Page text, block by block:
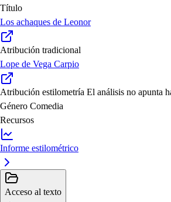
Título
Los achaques de Leonor
Atribución tradicional
Lope de Vega Carpio
Atribución estilometría El análisis no apunta
Género Comedia
Recursos
Informe estilométrico
Acceso al texto